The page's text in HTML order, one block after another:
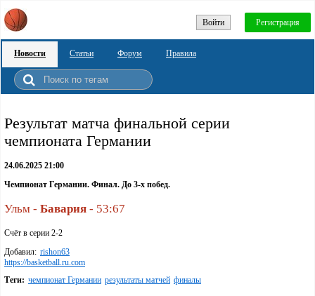
Войти Регистрация
Новости Статьи Форум Правила
Результат матча финальной серии
чемпионата Германии
24.06.2025 21:00
Чемпионат Германии. Финал. До 3-х побед.
Ульм - Бавария - 53:67
Счёт в серии 2-2
Добавил: rishon63
https://basketball.ru.com
Теги: чемпионат Германии результаты матчей финалы